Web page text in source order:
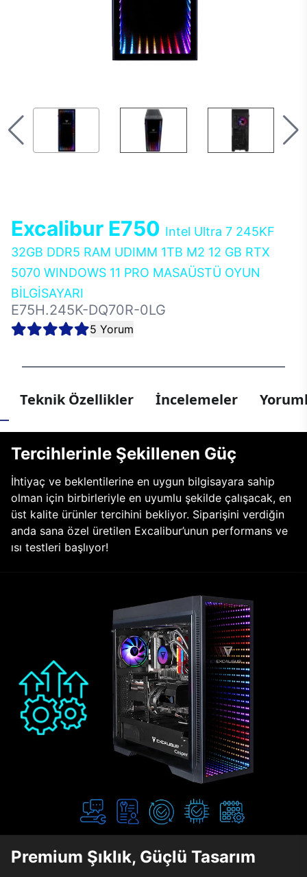
Excalibur E750 Intel Ultra 7 245KF
32GB DDR5 RAM UDIMM 1TB M2 12 GB RTX
5070 WINDOWS 11 PRO MASAÜSTÜ OYUN
BİLGİSAYARI
E75H.245K-DQ70R-0LG
5 Yorum
Teknik Özellikler İncelemeler
Tercihlerinle Şekillenen Güç
İhtiyaç ve beklentilerine en uygun bilgisayara sahip
olman için birbirleriyle en uyumlu şekilde çalışacak, en
üst kalite ürünler tercihini bekliyor. Siparişini verdiğin
anda sana özel üretilen Excalibur’unun performans ve
ısı testleri başlıyor!
Premium Şıklık, Güçlü Tasarım